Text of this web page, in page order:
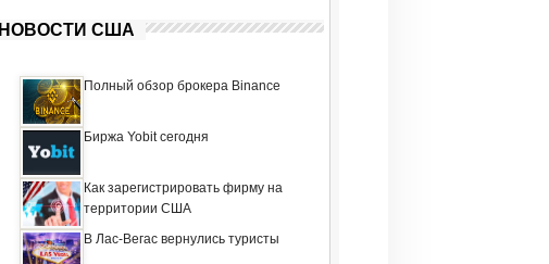
НОВОСТИ США
Полный обзор брокера Binance
Биржа Yobit сегодня
Как зарегистрировать фирму на
территории США
В Лас-Вегас вернулись туристы